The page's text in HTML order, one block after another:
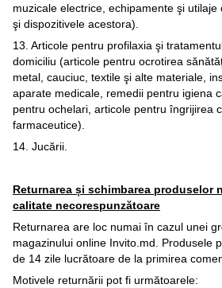
muzicale electrice, echipamente şi
şi dispozitivele acestora).
13. Articole pentru profilaxia şi
domiciliu (articole pentru ocrotirea
metal, cauciuc, textile şi alte materiale,
aparate medicale, remedii pentru igiena
pentru ochelari, articole pentru îngrijirea
farmaceutice).
14. Jucării.
Returnarea și schimbarea produselor
calitate necorespunzătoare
Returnarea are loc numai în cazul unei
magazinului online Invito.md. Produsele
de 14 zile lucrătoare de la primirea
Motivele returnării pot fi următoarele: